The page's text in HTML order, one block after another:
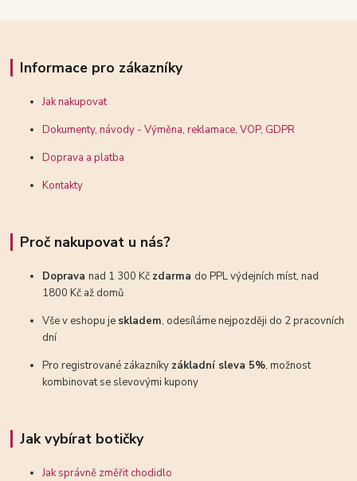
Informace pro zákazníky
Jak nakupovat
Dokumenty, návody - Výměna, reklamace, VOP, GDPR
Doprava a platba
Kontakty
Proč nakupovat u nás?
Dopravanad 1 300 Kč zdarma do PPL výdejních míst, nad
1800 Kč až domů
Vše v eshopu je skladem, odesíláme nejpozději do 2 pracovních
dní
Pro registrované zákazníky základní sleva 5%, možnost
kombinovat se slevovými kupony
Jak vybírat botičky
Jak správně změřit chodidlo